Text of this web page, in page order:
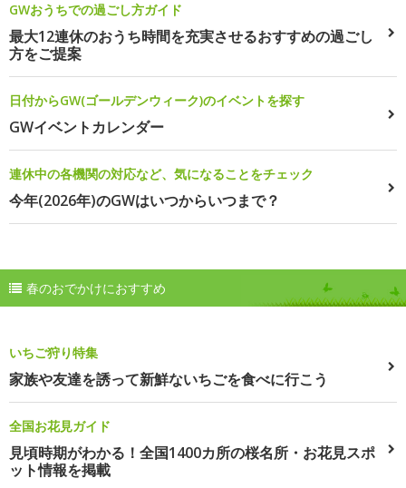
GWおうちでの過ごし方ガイド
最大12連休のおうち時間を充実させるおすすめの過ごし
方をご提案
日付からGW(ゴールデンウィーク)のイベントを探す
GWイベントカレンダー
連休中の各機関の対応など、気になることをチェック
今年(2026年)のGWはいつからいつまで？
春のおでかけにおすすめ
いちご狩り特集
家族や友達を誘って新鮮ないちごを食べに行こう
全国お花見ガイド
見頃時期がわかる！全国1400カ所の桜名所・お花見スポ
ット情報を掲載